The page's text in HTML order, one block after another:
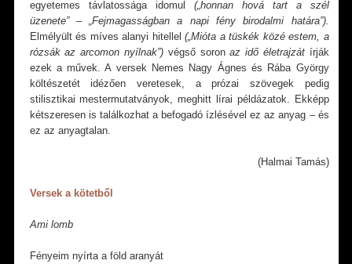
egyetemes távlatossága idomul („honnan hová tart a szél
üzenete” – „Fejmagasságban a napi fény birodalmi határa”).
Elmélyült és míves alanyi hitellel(„Mióta a tüskék közé estem, a
rózsák az arcomon nyílnak”)végső soronaz idő életrajzátírják
ezek a művek. A versek Nemes Nagy Ágnes és Rába György
költészetét idézően veretesek, a prózai szövegek pedig
stilisztikai mestermutatványok, meghitt lírai példázatok. Ekképp
kétszeresen is találkozhat a befogadó ízlésével ez az anyag – és
ez az anyagtalan.
(Halmai Tamás)
Versek a kötetből
Ami lomb
Fényeim nyírta a föld aranyát